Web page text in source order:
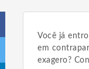
Você já
em
exagero?